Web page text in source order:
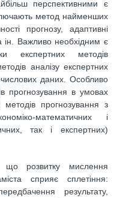
перспективними є
метод найменших
прогнозу, адаптивні
ін. Важливо необхідним є
експертних методів
аналізу експертних
даних. Особливо
прогнозування в умовах
прогнозування з
математичних і
так і експертних)
розвитку мислення
сприяє сплетіння:
результату,